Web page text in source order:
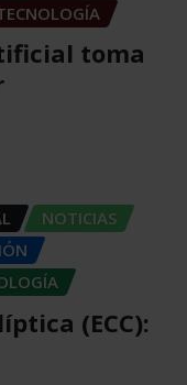
toma
NOTICIAS
(ECC):